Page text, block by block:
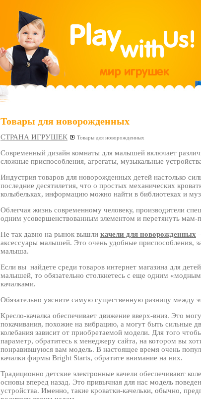
Товары для новорожденных
СТРАНА ИГРУШЕК Товары для новорожденных
Современный дизайн комнаты для малышей включает
сложные приспособления, агрегаты, музыкальные
Индустрия товаров для новорожденных детей настолько
последние десятилетия, что о простых механических
колыбельках, информацию можно найти в библиотеках и
Облегчая жизнь современному человеку, производители
одним усовершенствованным элементом и перетянуть мам-
Не так давно на рынок вышли качели для новорожденных
аксессуары малышей. Это очень удобные приспособления,
малыша.
Если вы найдете среди товаров интернет магазина для
малышей, то обязательно столкнетесь с еще одним
качалками.
Обязательно уясните самую существенную разницу между
Кресло-качалка обеспечивает движение вверх-вниз. Это
покачивания, похожие на вибрацию, а могут быть сильные
колебания зависит от приобретаемой модели. Для того
параметр, обратитесь к менеджеру сайта, на котором вы
понравившуюся вам модель. В настоящее время очень
качалки фирмы Bright Starts, обратите внимание на них.
Традиционно детские электронные качели обеспечивают
основы вперед назад. Это привычная для нас модель
устройства. Именно, такие кроватки-качельки, обычно,